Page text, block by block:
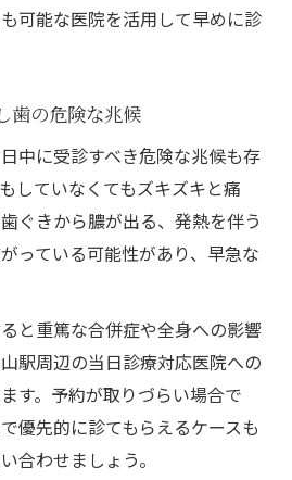
可能な医院を活用して早めに診
歯の危険な兆候
中に受診すべき危険な兆候も存
していなくてもズキズキと痛
ぐきから膿が出る、発熱を伴う
っている可能性があり、早急な
と重篤な合併症や全身への影響
駅周辺の当日診療対応医院への
す。予約が取りづらい場合で
優先的に診てもらえるケースも
合わせましょう。